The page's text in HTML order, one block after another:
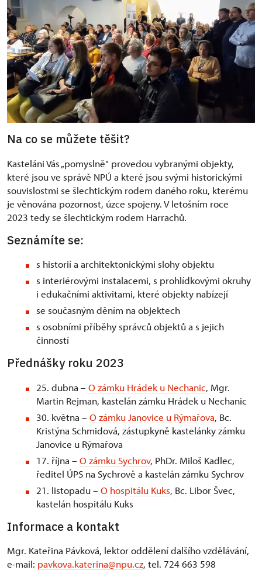
Na co se můžete těšit?
Kasteláni Vás „pomyslně" provedou vybranými objekty,
které jsou ve správě NPÚ a které jsou svými historickými
souvislostmi se šlechtickým rodem daného roku, kterému
je věnována pozornost, úzce spojeny. V letošním roce
2023 tedy se šlechtickým rodem Harrachů.
Seznámíte se:
s historií a architektonickými slohy objektu
s interiérovými instalacemi, s prohlídkovými okruhy
i edukačními aktivitami, které objekty nabízejí
se současným děním na objektech
s osobními příběhy správců objektů a s jejich
činností
Přednášky roku 2023
25. dubna – O zámku Hrádek u Nechanic, Mgr.
Martin Rejman, kastelán zámku Hrádek u Nechanic
30. května – O zámku Janovice u Rýmařova, Bc.
Kristýna Schmidová, zástupkyně kastelánky zámku
Janovice u Rýmařova
17. října – O zámku Sychrov, PhDr. Miloš Kadlec,
ředitel ÚPS na Sychrově a kastelán zámku Sychrov
21. listopadu – O hospitálu Kuks, Bc. Libor Švec,
kastelán hospitálu Kuks
Informace a kontakt
Mgr. Kateřina Pávková, lektor oddělení dalšího vzdělávání,
e-mail: pavkova.katerina@npu.cz, tel. 724 663 598